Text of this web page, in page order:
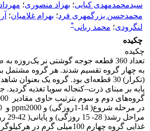
سیدمحمدمهدی کیایی؛ بهزاد منصوری؛
محمدحسن بزرگمهری فرد؛ بهرام غلامیان؛
لنگرودی؛ محمد ربانی*
چکیده
‌چکیده
تعداد 360 قطعه جوجه گوشتی نر
به چهار گروه تقسیم شدند. هر گروه مشتمل
(تکرار) 30 قطعه‌ای بود. گروه یک بعنوان
پایه بر مبنای ذرت–کنجاله سویا تغذیه گردید.
غذایی گروه چهارم 100میلی گرم در